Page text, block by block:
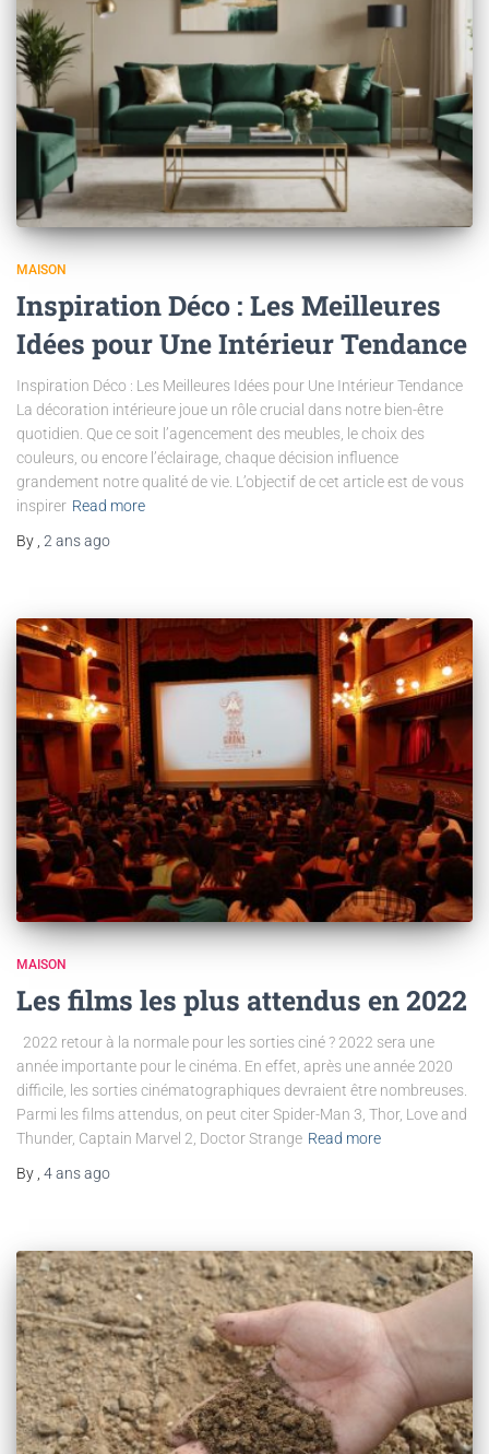
MAISON
Inspiration Déco : Les Meilleures
Idées pour Une Intérieur Tendance
Inspiration Déco : Les Meilleures Idées pour Une Intérieur Tendance
La décoration intérieure joue un rôle crucial dans notre bien-être
quotidien. Que ce soit l’agencement des meubles, le choix des
couleurs, ou encore l’éclairage, chaque décision influence
grandement notre qualité de vie. L’objectif de cet article est de vous
inspirer Read more
By 2 ansago
MAISON
Les films les plus attendus en 2022
2022 retour à la normale pour les sorties ciné ? 2022 sera une
année importante pour le cinéma. En effet, après une année 2020
difficile, les sorties cinématographiques devraient être nombreuses.
Parmi les films attendus, on peut citer Spider-Man 3, Thor, Love and
Thunder, Captain Marvel 2, Doctor Strange Read more
By , 4 ansago